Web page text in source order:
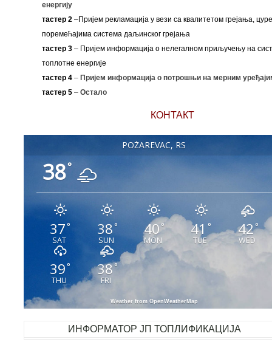
енергију
тастер 2–Пријем рекламација у вези са квалитетом грејања,
поремећајима система даљинског грејања
тастер 3– Пријем информација о нелегалном приључењу на
топлотне енергије
тастер 4 – Пријем информација о потрошњи на мерним
тастер 5 – Остало
КОНТАКТ
POŽAREVAC, RS
38°
37°
SAT
38 °
SUN
40°
MON
41 °
TUE
42°
WED
39°
THU
38°
FRI
Weather from OpenWeatherMap
ИНФОРМАТОР ЈП ТОПЛИФИКАЦИЈА